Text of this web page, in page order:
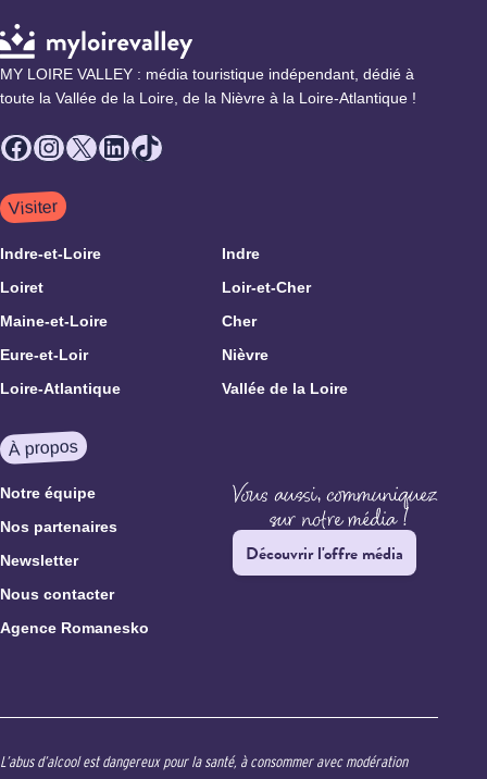
MY LOIRE VALLEY : média touristique indépendant, dédié à
toute la Vallée de la Loire, de la Nièvre à la Loire-Atlantique !
Facebook
Instagram
X LinkedIn
TikTok
Visiter
Indre-et-Loire
Indre
Loiret
Loir-et-Cher
Maine-et-Loire
Cher
Eure-et-Loir
Nièvre
Loire-Atlantique
Vallée de la Loire
À propos
Notre équipe
Nos partenaires
Newsletter
Nous contacter
Agence Romanesko
Découvrir l'offre média
L’abus d’alcool est dangereux pour la santé, à consommer avec modération